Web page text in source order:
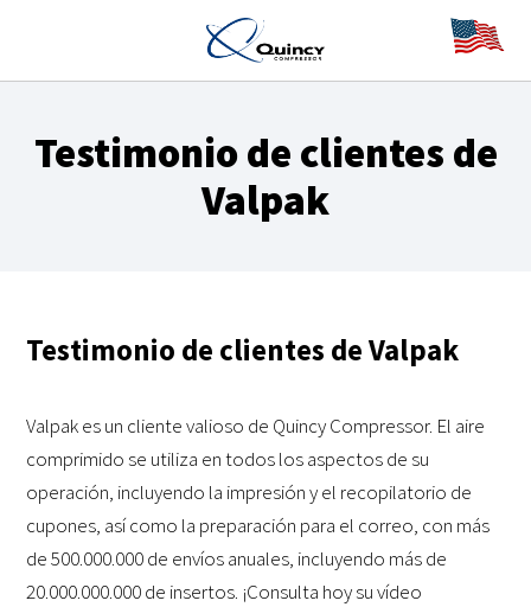
Testimonio de clientes de
Valpak
Testimonio de clientes de Valpak
Valpak es un cliente valioso de Quincy Compressor. El aire
comprimido se utiliza en todos los aspectos de su
operación, incluyendo la impresión y el recopilatorio de
cupones, así como la preparación para el correo, con más
de 500.000.000 de envíos anuales, incluyendo más de
20.000.000.000 de insertos. ¡Consulta hoy su vídeo